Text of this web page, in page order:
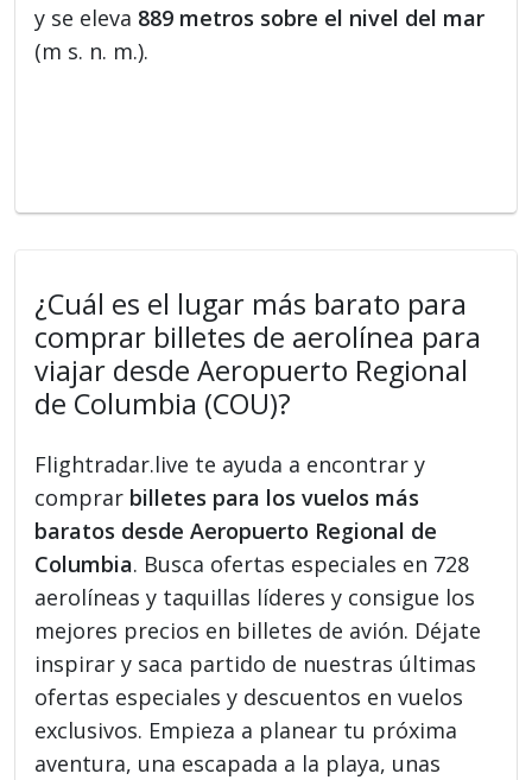
y se eleva 889 metros sobre el nivel del mar
(m s. n. m.).
¿Cuál es el lugar más barato para
comprar billetes de aerolínea para
viajar desde Aeropuerto Regional
de Columbia (COU)?
Flightradar.live te ayuda a encontrar y
comprar billetes para los vuelos más
baratos desde Aeropuerto Regional de
Columbia. Busca ofertas especiales en 728
aerolíneas y taquillas líderes y consigue los
mejores precios en billetes de avión. Déjate
inspirar y saca partido de nuestras últimas
ofertas especiales y descuentos en vuelos
exclusivos. Empieza a planear tu próxima
aventura, una escapada a la playa, unas